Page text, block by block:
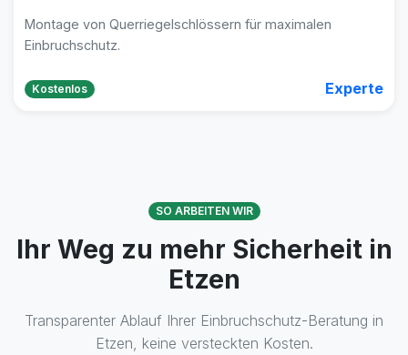
Montage von Querriegelschlössern für maximalen
Einbruchschutz.
Kostenlos Experte
SO ARBEITEN WIR
Ihr Weg zu mehr Sicherheit in
Etzen
Transparenter Ablauf Ihrer Einbruchschutz-Beratung in
Etzen, keine versteckten Kosten.